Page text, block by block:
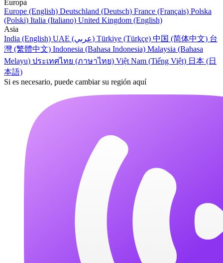
Europa
Europe (English) Deutschland (Deutsch) France (Français) Polska
(Polski) Italia (Italiano) United Kingdom (English)
Asia
India (English)
UAE (عربي) Türkiye (Türkçe) 中国 (简体中文) 台
灣 (繁體中文) Indonesia (Bahasa Indonesia) Malaysia (Bahasa
Melayu) ประเทศไทย (ภาษาไทย) Việt Nam (Tiếng Việt) 日本 (日
本語)
Si es necesario, puede cambiar su región aquí